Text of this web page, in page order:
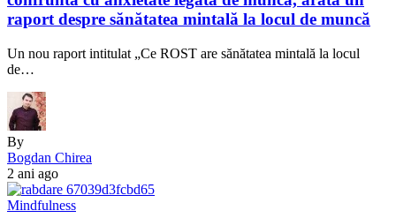
raport despre sănătatea mintală la locul de muncă
Un nou raport intitulat „Ce ROST are sănătatea mintală la locul
de…
By
Bogdan Chirea
2 ani ago
Mindfulness